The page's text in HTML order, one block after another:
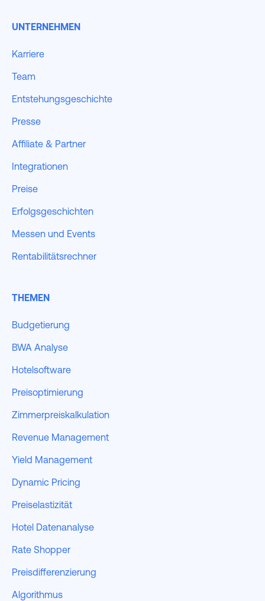
UNTERNEHMEN
Karriere
Team
Entstehungsgeschichte
Presse
Affiliate & Partner
Integrationen
Preise
Erfolgsgeschichten
Messen und Events
Rentabilitätsrechner
THEMEN
Budgetierung
BWA Analyse
Hotelsoftware
Preisoptimierung
Zimmerpreiskalkulation
Revenue Management
Yield Management
Dynamic Pricing
Preiselastizität
Hotel Datenanalyse
Rate Shopper
Preisdifferenzierung
Algorithmus